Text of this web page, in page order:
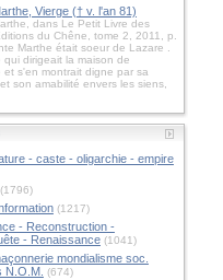
Vierge († v. l'an 81)
dans Le Petit Livre des
du Chêne, tome 2, 2011, p.
Marthe était soeur de Lazare .
qui dirigeait la maison de
et s'en montrait digne par sa
son amabilité envers les siens,
- caste - oligarchie - empire
(1217)
- Reconstruction -
- Renaissance(1041)
mondialisme soc.
N.O.M. (674)